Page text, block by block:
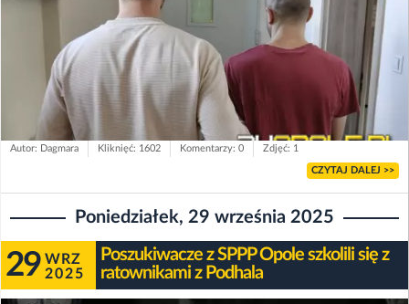
Autor: Dagmara Kliknięć: 1602 Komentarzy: 0 Zdjęć: 1
CZYTAJ DALEJ >>
Poniedziałek, 29 września 2025
29 WRZ
2025
Poszukiwacze z SPPP Opole szkolili się z
ratownikami z Podhala